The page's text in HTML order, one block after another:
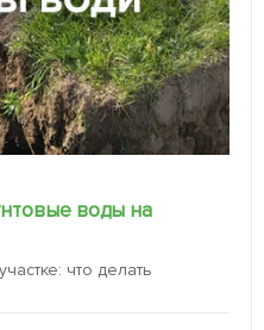
воды на
что делать